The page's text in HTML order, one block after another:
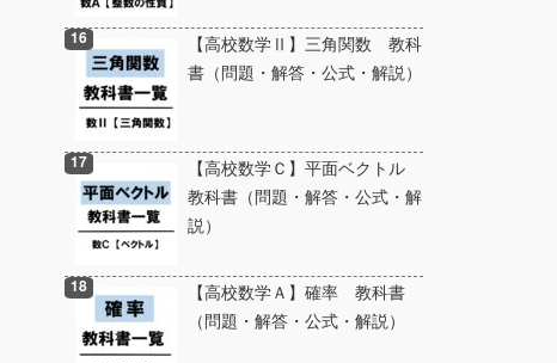
【高校数学Ⅱ】三角関数 教科
書（問題・解答・公式・解説）
【高校数学Ｃ】平面ベクトル
教科書（問題・解答・公式・解
説）
【高校数学Ａ】確率 教科書
（問題・解答・公式・解説）